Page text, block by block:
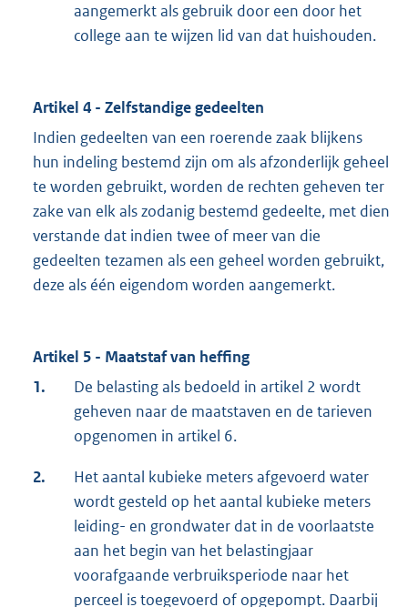
aangemerkt als gebruik door een door het
college aan te wijzen lid van dat huishouden.
Artikel 4 - Zelfstandige gedeelten
Indien gedeelten van een roerende zaak blijkens
hun indeling bestemd zijn om als afzonderlijk geheel
te worden gebruikt, worden de rechten geheven ter
zake van elk als zodanig bestemd gedeelte, met dien
verstande dat indien twee of meer van die
gedeelten tezamen als een geheel worden gebruikt,
deze als één eigendom worden aangemerkt.
Artikel 5 - Maatstaf van heffing
1.
De belasting als bedoeld in artikel 2 wordt
geheven naar de maatstaven en de tarieven
opgenomen in artikel 6.
2.
Het aantal kubieke meters afgevoerd water
wordt gesteld op het aantal kubieke meters
leiding- en grondwater dat in de voorlaatste
aan het begin van het belastingjaar
voorafgaande verbruiksperiode naar het
perceel is toegevoerd of opgepompt. Daarbij